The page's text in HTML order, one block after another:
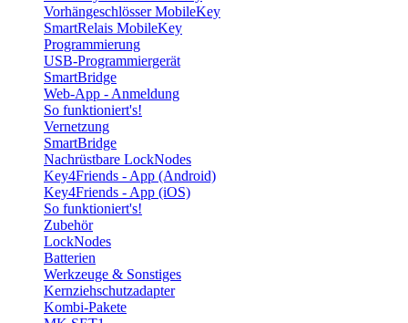
Vorhängeschlösser MobileKey
SmartRelais MobileKey
Programmierung
USB-Programmiergerät
SmartBridge
Web-App - Anmeldung
So funktioniert's!
Vernetzung
SmartBridge
Nachrüstbare LockNodes
Key4Friends - App (Android)
Key4Friends - App (iOS)
So funktioniert's!
Zubehör
LockNodes
Batterien
Werkzeuge & Sonstiges
Kernziehschutzadapter
Kombi-Pakete